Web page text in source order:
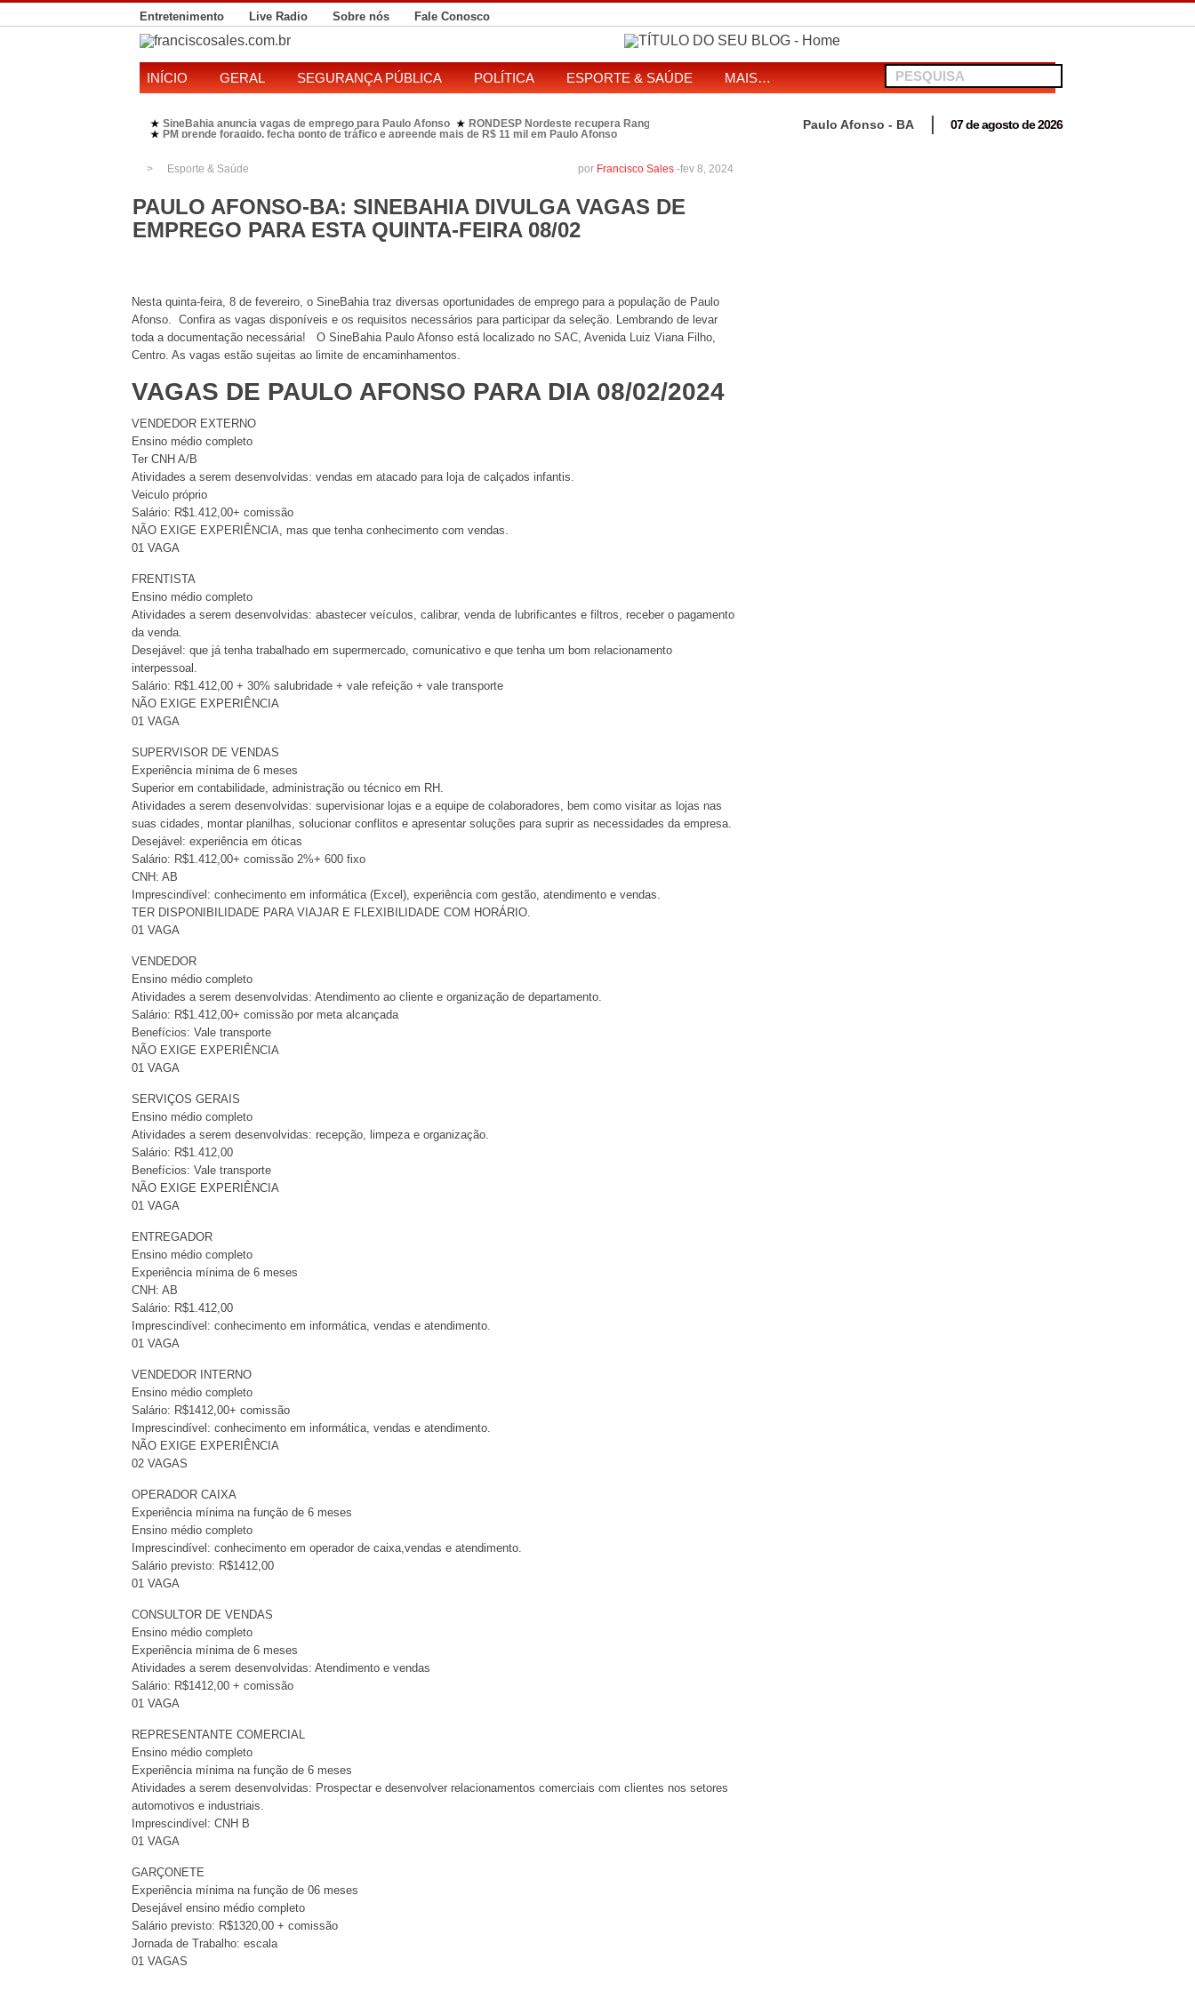
Entretenimento Live Radio Sobre nós Fale Conosco
INÍCIO GERAL SEGURANÇA PÚBLICA POLÍTICA ESPORTE & SAÚDE MAIS…
★ SineBahia anuncia vagas de emprego para Paulo Afonso ★ RONDESP Nordeste recupera Range Rover com restrição por estelionato em Antas
★ PM prende foragido, fecha ponto de tráfico e apreende mais de R$ 11 mil em Paulo Afonso
Paulo Afonso - BA 07 de agosto de 2026
Esporte & Saúde fev 8, 2024
por Francisco Sales -
PAULO AFONSO-BA: SINEBAHIA DIVULGA VAGAS DE
EMPREGO PARA ESTA QUINTA-FEIRA 08/02
Nesta quinta-feira, 8 de fevereiro, o SineBahia traz diversas oportunidades de emprego para a população de Paulo
Afonso. Confira as vagas disponíveis e os requisitos necessários para participar da seleção. Lembrando de levar
toda a documentação necessária! O SineBahia Paulo Afonso está localizado no SAC, Avenida Luiz Viana Filho,
Centro. As vagas estão sujeitas ao limite de encaminhamentos.
VAGAS DE PAULO AFONSO PARA DIA 08/02/2024
VENDEDOR EXTERNO
Ensino médio completo
Ter CNH A/B
Atividades a serem desenvolvidas: vendas em atacado para loja de calçados infantis.
Veiculo próprio
Salário: R$1.412,00+ comissão
NÃO EXIGE EXPERIÊNCIA, mas que tenha conhecimento com vendas.
01 VAGA
FRENTISTA
Ensino médio completo
Atividades a serem desenvolvidas: abastecer veículos, calibrar, venda de lubrificantes e filtros, receber o pagamento
da venda.
Desejável: que já tenha trabalhado em supermercado, comunicativo e que tenha um bom relacionamento
interpessoal.
Salário: R$1.412,00 + 30% salubridade + vale refeição + vale transporte
NÃO EXIGE EXPERIÊNCIA
01 VAGA
SUPERVISOR DE VENDAS
Experiência mínima de 6 meses
Superior em contabilidade, administração ou técnico em RH.
Atividades a serem desenvolvidas: supervisionar lojas e a equipe de colaboradores, bem como visitar as lojas nas
suas cidades, montar planilhas, solucionar conflitos e apresentar soluções para suprir as necessidades da empresa.
Desejável: experiência em óticas
Salário: R$1.412,00+ comissão 2%+ 600 fixo
CNH: AB
Imprescindível: conhecimento em informática (Excel), experiência com gestão, atendimento e vendas.
TER DISPONIBILIDADE PARA VIAJAR E FLEXIBILIDADE COM HORÁRIO.
01 VAGA
VENDEDOR
Ensino médio completo
Atividades a serem desenvolvidas: Atendimento ao cliente e organização de departamento.
Salário: R$1.412,00+ comissão por meta alcançada
Benefícios: Vale transporte
NÃO EXIGE EXPERIÊNCIA
01 VAGA
SERVIÇOS GERAIS
Ensino médio completo
Atividades a serem desenvolvidas: recepção, limpeza e organização.
Salário: R$1.412,00
Benefícios: Vale transporte
NÃO EXIGE EXPERIÊNCIA
01 VAGA
ENTREGADOR
Ensino médio completo
Experiência mínima de 6 meses
CNH: AB
Salário: R$1.412,00
Imprescindível: conhecimento em informática, vendas e atendimento.
01 VAGA
VENDEDOR INTERNO
Ensino médio completo
Salário: R$1412,00+ comissão
Imprescindível: conhecimento em informática, vendas e atendimento.
NÃO EXIGE EXPERIÊNCIA
02 VAGAS
OPERADOR CAIXA
Experiência mínima na função de 6 meses
Ensino médio completo
Imprescindível: conhecimento em operador de caixa,vendas e atendimento.
Salário previsto: R$1412,00
01 VAGA
CONSULTOR DE VENDAS
Ensino médio completo
Experiência mínima de 6 meses
Atividades a serem desenvolvidas: Atendimento e vendas
Salário: R$1412,00 + comissão
01 VAGA
REPRESENTANTE COMERCIAL
Ensino médio completo
Experiência mínima na função de 6 meses
Atividades a serem desenvolvidas: Prospectar e desenvolver relacionamentos comerciais com clientes nos setores
automotivos e industriais.
Imprescindível: CNH B
01 VAGA
GARÇONETE
Experiência mínima na função de 06 meses
Desejável ensino médio completo
Salário previsto: R$1320,00 + comissão
Jornada de Trabalho: escala
01 VAGAS